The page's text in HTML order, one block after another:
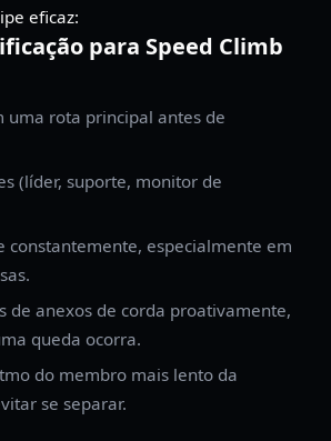
eficaz:
para Speed Climb
uma rota principal antes de
(líder, suporte, monitor de
constantemente, especialmente em
de anexos de corda proativamente,
queda ocorra.
do membro mais lento da
se separar.